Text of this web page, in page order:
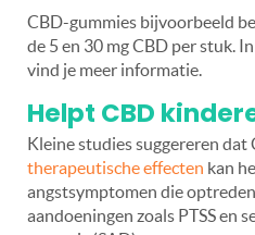
CBD-gummies bijvoorbeeld
de 5 en 30 mg CBD per stuk.
vind je meer informatie.
Helpt CBD
Kleine studies suggereren dat
therapeutische effecten kan
angstsymptomen die
aandoeningen zoals PTSS en